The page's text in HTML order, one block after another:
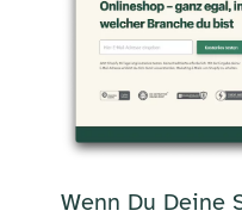
Wenn Du Deine